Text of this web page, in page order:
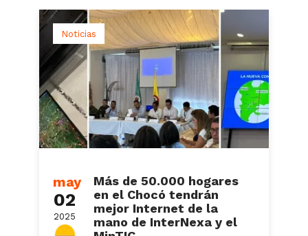
may
02
2025
Noticias
Más de 50.000 hogares
en el Chocó tendrán
mejor Internet de la
mano de InterNexa y el